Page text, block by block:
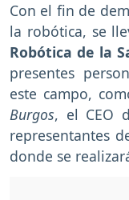
Con el fin de
la robótica, se
Robótica de la
presentes
este campo,
Burgos, el CEO
representantes
donde se